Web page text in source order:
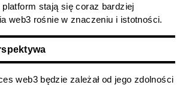
stają się coraz bardziej
web3 rośnie w znaczeniu i istotności.
web3 będzie zależał od jego zdolności